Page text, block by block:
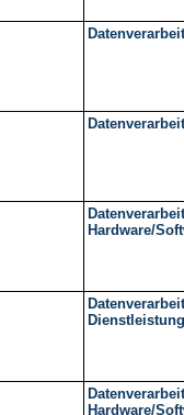
Hardware/
Hardware/